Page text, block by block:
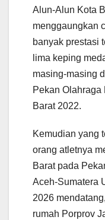
Alun-Alun Kota
menggaungkan
banyak prestasi
lima keping
masing-masing
Pekan Olahraga
Barat 2022.
Kemudian yang
orang atletnya
Barat pada
Aceh-Sumatera
2026
rumah Porprov